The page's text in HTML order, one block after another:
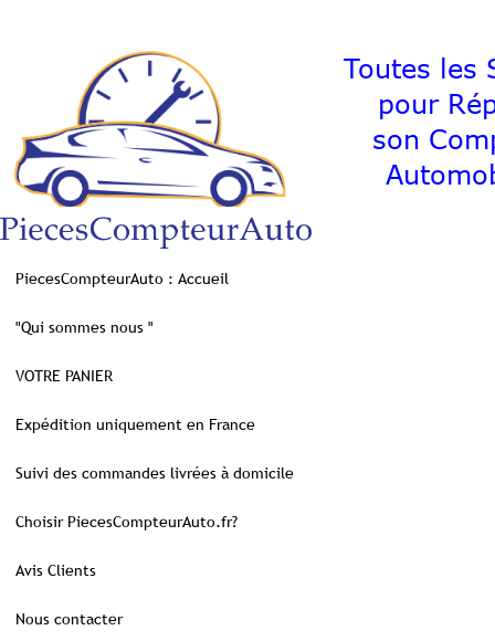
Toutes les
pour
son
PiecesCompteurAuto : Accueil
"Qui sommes nous "
VOTRE PANIER
Expédition uniquement en France
Suivi des commandes livrées à domicile
Choisir PiecesCompteurAuto.fr?
Avis Clients
Nous contacter